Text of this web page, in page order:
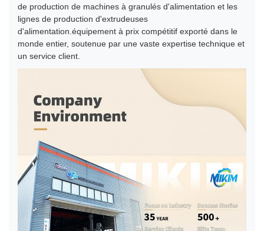
de production de machines à granulés d'alimentation et les
lignes de production d'extrudeuses
d'alimentation.équipement à prix compétitif exporté dans le
monde entier, soutenue par une vaste expertise technique et
un service client.